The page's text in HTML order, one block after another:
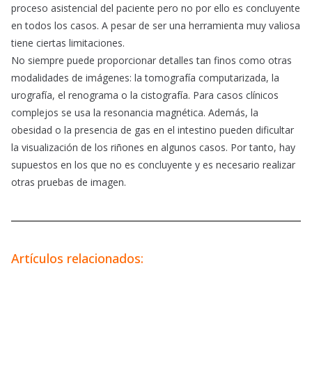
proceso asistencial del paciente pero no por ello es concluyente
en todos los casos. A pesar de ser una herramienta muy valiosa
tiene ciertas limitaciones.
No siempre puede proporcionar detalles tan finos como otras
modalidades de imágenes: la tomografía computarizada, la
urografía, el renograma o la cistografía. Para casos clínicos
complejos se usa la resonancia magnética. Además, la
obesidad o la presencia de gas en el intestino pueden dificultar
la visualización de los riñones en algunos casos. Por tanto, hay
supuestos en los que no es concluyente y es necesario realizar
otras pruebas de imagen.
Artículos relacionados: